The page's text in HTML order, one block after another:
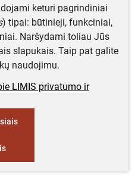
keturi pagrindiniai
) tipai: būtinieji, funkciniai,
Naršydami toliau Jūs
slapukais. Taip pat galite
naudojimu.
LIMIS privatumo ir